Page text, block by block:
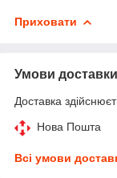
Приховати
Умови доставки
Доставка
Нова Пошта
Всі умови